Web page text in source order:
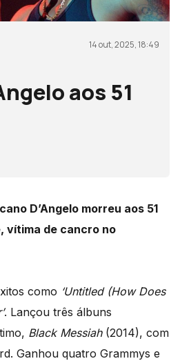
14 out, 2025, 18:49
aos 51
D’Angelo morreu aos 51
vítima de cancro no
como ‘Untitled (How Does
. Lançou três álbuns
Black Messiah(2014), com
Ganhou quatro Grammys e